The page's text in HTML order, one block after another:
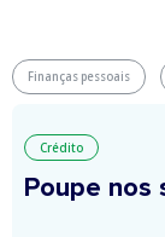
Finanças pessoais
Crédito
Poupe nos